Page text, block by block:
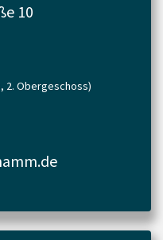
10
2. Obergeschoss)